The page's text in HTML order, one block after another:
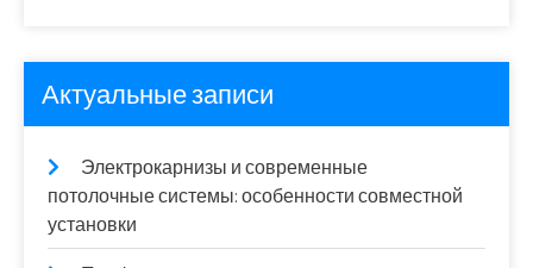
Актуальные записи
Электрокарнизы и современные
потолочные системы: особенности совместной
установки